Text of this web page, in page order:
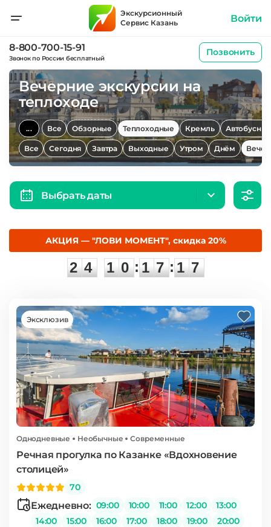
8-800-700-15-91
Звонок по России бесплатный
Позвонить
Экскурсионный
Сервис Казань
Войти
Вечерние экскурсии на
теплоходе
... Все Обзорные Теплоходные Кремль
Все Сегодня Завтра Выходные Утром Днём
Выбрать даты
АКЦИЯ — "ЛОВИ МОМЕНТ", скидка 20%
2
2
4
4
1
1
0
0 :
1
1
7
7 :
1
1
7
7
Эксклюзив
Однодневные Необычные Современные
Речная прогулка по Казанке «Вдохновение
столицей»
70
Ежедневно: 09:00 10:00 11:00 12:00
13:00
14:00
15:00 16:00 17:00 18:00 19:00
20:00